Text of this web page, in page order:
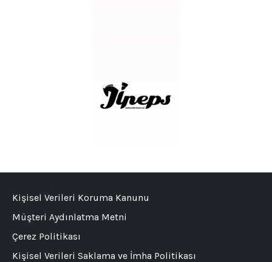
Kişisel Verileri Koruma Kanunu
Müşteri Aydınlatma Metni
Çerez Politikası
Kişisel Verileri Saklama ve İmha Politikası